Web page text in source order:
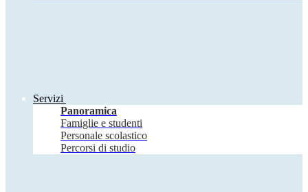
Servizi
Panoramica
Famiglie e studenti
Personale scolastico
Percorsi di studio